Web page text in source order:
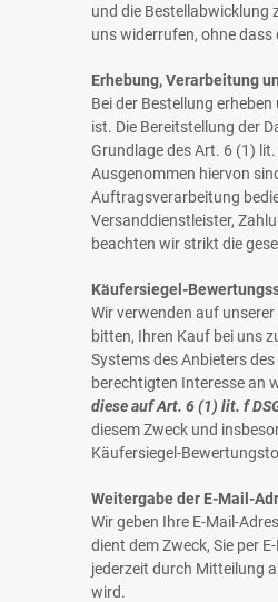
und die Bestellabwicklung
uns widerrufen, ohne
Erhebung, Verarbeitung
Bei der Bestellung
ist. Die Bereitstellung der
Grundlage des Art. 6 (1)
Ausgenommen hiervon
Auftragsverarbeitung
Versanddienstleister,
beachten wir strikt die
Käufersiegel-
Wir verwenden auf
bitten, Ihren Kauf bei uns
Systems des Anbieters
berechtigten Interesse an
diese auf Art. 6 (1) lit. f
diesem Zweck und
Käufersiegel-
Weitergabe der E-Mail-
Wir geben Ihre E-Mail-
dient dem Zweck, Sie per
jederzeit durch Mitteilung
wird.